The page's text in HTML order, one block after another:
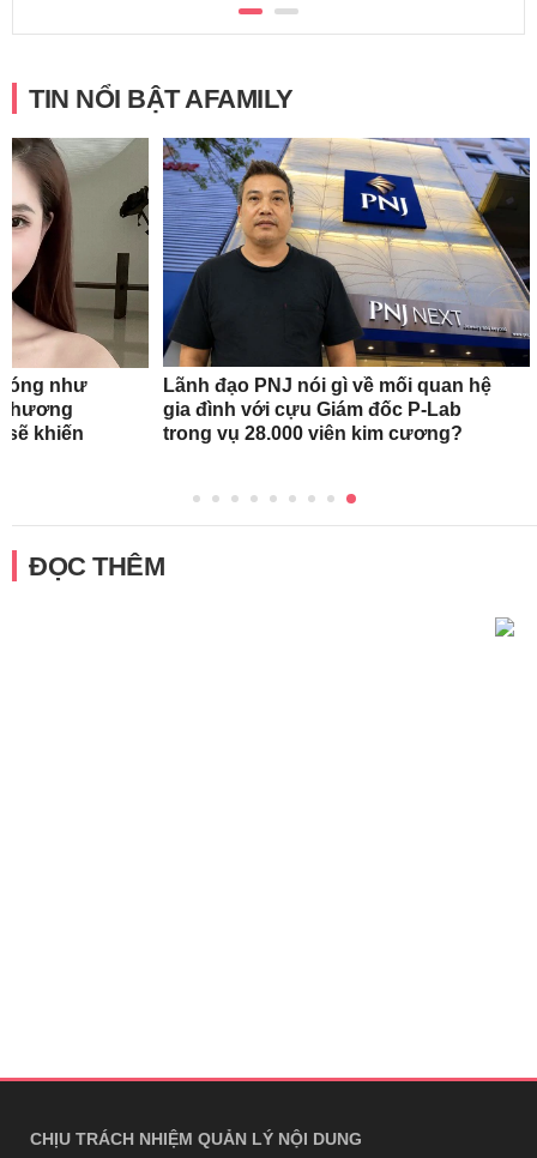
TIN NỔI BẬT AFAMILY
như
hương
sẽ khiến
Lãnh đạo PNJ nói gì về mối quan hệ
gia đình với cựu Giám đốc P-Lab
trong vụ 28.000 viên kim cương?
ĐỌC THÊM
CHỊU TRÁCH NHIỆM QUẢN LÝ NỘI DUNG